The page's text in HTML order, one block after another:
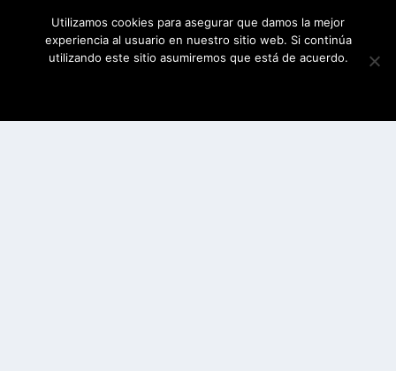
Utilizamos cookies para asegurar que damos la mejor
experiencia al usuario en nuestro sitio web. Si continúa
utilizando este sitio asumiremos que está de acuerdo.